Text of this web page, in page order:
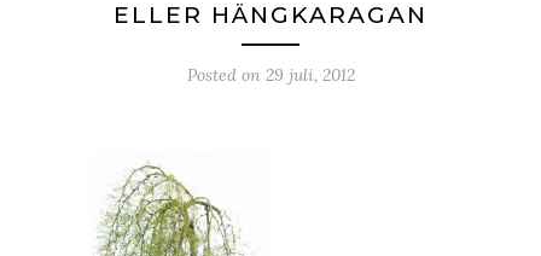
ELLER HÄNGKARAGAN
Posted on 29 juli, 2012